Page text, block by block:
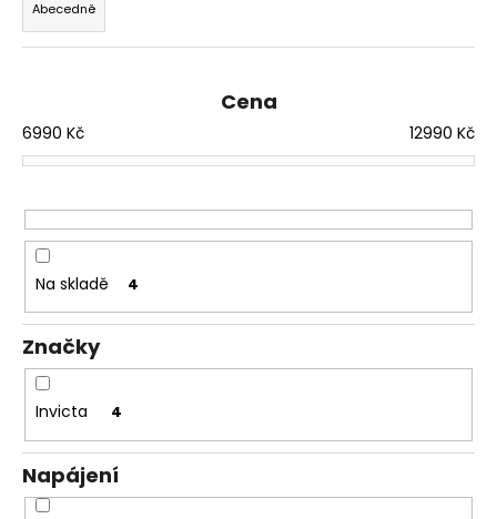
e
n
r
o
u
k
ů
Abecedně
Cena
6990 Kč 12990 Kč
Na skladě 4
Značky
Invicta 4
Napájení
D
o
r
u
u
j
m
e